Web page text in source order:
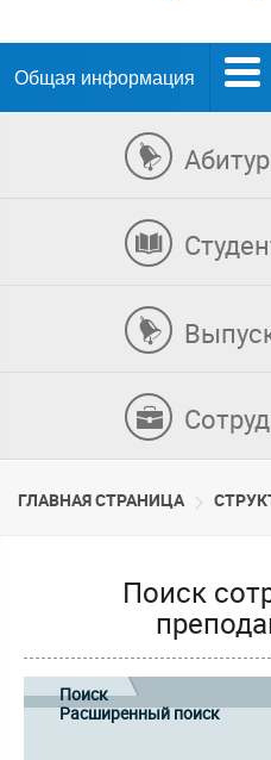
Общая информация
ГЛАВНАЯ СТРАНИЦА
Поиск
Поиск
Расширенный поиск